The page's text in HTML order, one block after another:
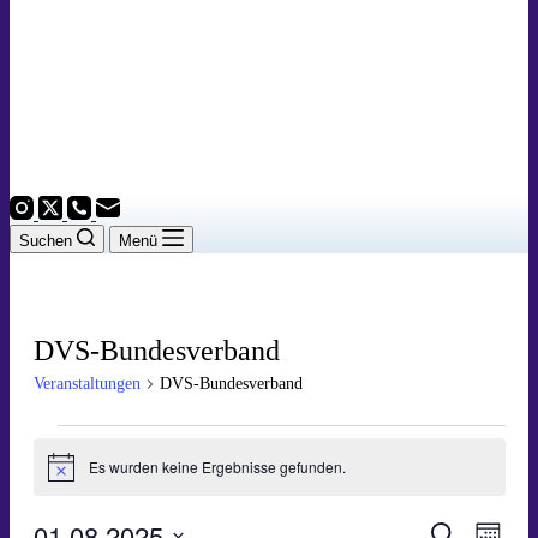
Suchen Menü
DVS-Bundesverband
Veranstaltungen DVS-Bundesverband
HinweisEs wurden keine Ergebnisse gefunden.
Suche